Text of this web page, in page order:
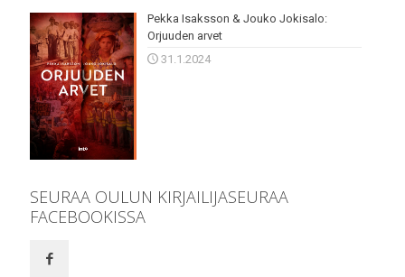
Pekka Isaksson & Jouko Jokisalo:
Orjuuden arvet
31.1.2024
SEURAA OULUN KIRJAILIJASEURAA
FACEBOOKISSA